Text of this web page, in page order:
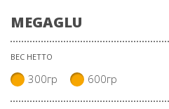
MEGAGLU
ВЕС НЕТТО
300гр 600гр